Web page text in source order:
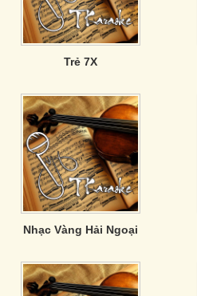
Trẻ 7X
Nhạc Vàng Hải Ngoại